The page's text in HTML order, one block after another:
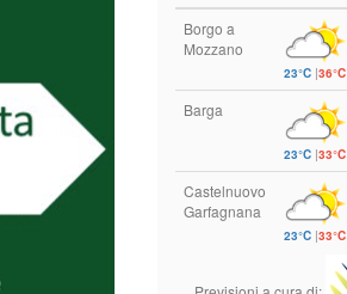
Borgo a
Mozzano
23°C |36°C
Barga
23°C |33°C
Castelnuovo
Garfagnana
23°C |33°C